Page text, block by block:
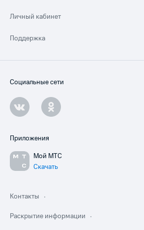
Личный кабинет
Поддержка
Социальные сети
Приложения
Мой МТС
Скачать
Контакты
Раскрытие информации